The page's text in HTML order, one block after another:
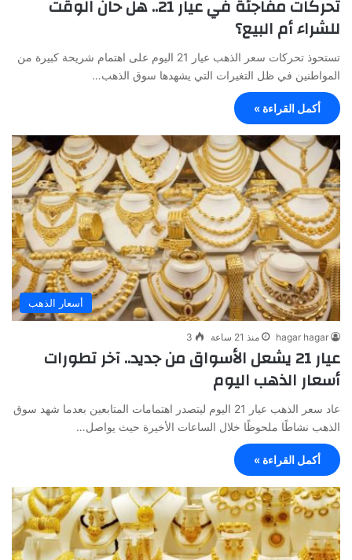
تحركات مفاجئة في عيار 21.. هل حان الوقت
للشراء أم البيع؟
تستحوذ تحركات سعر الذهب عيار 21 اليوم على اهتمام شريحة كبيرة من
المواطنين في ظل التغيرات التي يشهدها سوق الذهب…
أكمل القراءة »
أسعار الذهب
hagar hagar منذ 21 ساعة 3
عيار 21 يشعل الأسواق من جديد.. آخر تطورات
أسعار الذهب اليوم
عاد سعر الذهب عيار 21 اليوم ليتصدر اهتمامات المتابعين بعدما شهد سوق
الذهب نشاطًا ملحوظًا خلال الساعات الأخيرة حيث يواصل…
أكمل القراءة »